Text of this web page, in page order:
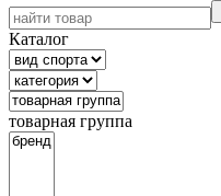
Каталог
товарная группа